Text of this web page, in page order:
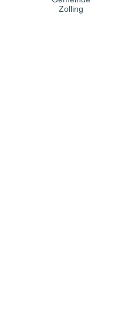
Zolling